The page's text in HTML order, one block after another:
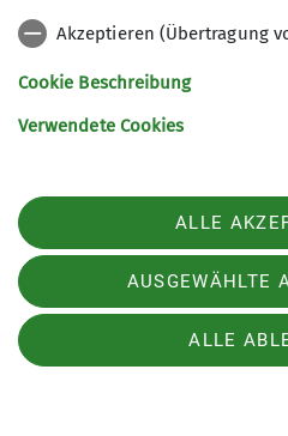
zzgl. Hüttenkosten
5 Teilnehmer
Akzeptieren (Übertragung
Cookie Beschreibung
Verwendete Cookies
ALLE
AUSGEWÄHLTE
ALLE